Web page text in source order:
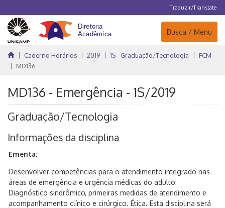
Traduzir/Translate
Navegação
Busca / Menu
Caderno Horários 2019 1S - Graduação/Tecnologia
FCM
MD136
MD136 - Emergência - 1S/2019
Graduação/Tecnologia
Informações da disciplina
Ementa:
Desenvolver competências para o atendimento integrado nas
áreas de emergência e urgência médicas do adulto:
Diagnóstico sindrômico, primeiras medidas de atendimento e
acompanhamento clínico e cirúrgico. Ética. Esta disciplina será